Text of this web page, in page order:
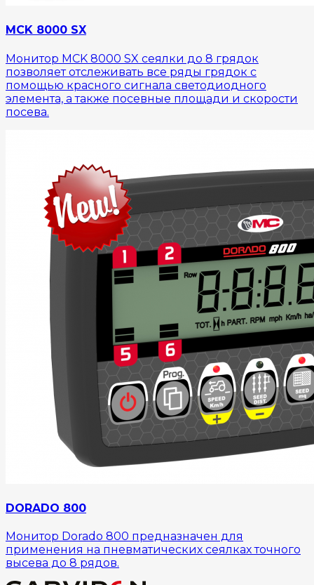
MCK 8000 SX
Монитор MCK 8000 SX сеялки до 8 грядок
позволяет отслеживать все ряды грядок с
помощью красного сигнала светодиодного
элемента, а также посевные площади и скорости
посева.
DORADO 800
Монитор Dorado 800 предназначен для
применения на пневматических сеялках точного
высева до 8 рядов.